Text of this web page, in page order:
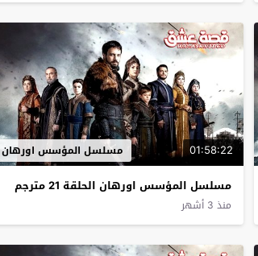
01:58:22 مسلسل المؤسس اورهان
مسلسل المؤسس اورهان الحلقة 21 مترجم
منذ 3 أشهر